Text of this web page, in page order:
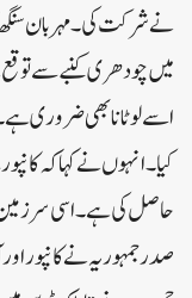
نے شرکت کی۔ مہربان
میں چودھری کنبے سے توقع
اسے لوٹانا بھی ضروری
کیا۔ انہوں نے کہا کہ
حاصل کی ہے۔ اسی
صدر جمہوریہ نے کانپور